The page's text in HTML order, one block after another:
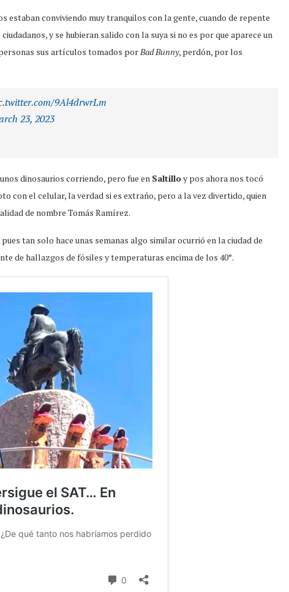
estaban conviviendo muy tranquilos con la gente, cuando de repente
y se hubieran salido con la suya si no es por que aparece un
sus artículos tomados porBad Bunny, perdón, por los
9Al4drwrLm
23, 2023
dinosaurios corriendo, pero fue en Saltilloy pos ahora nos tocó
con el celular, la verdad si es extraño, pero a la vez divertido, quien
de nombre Tomás Ramírez.
tan solo hace unas semanas algo similar ocurrió en la ciudad de
de hallazgos de fósiles y temperaturas encima de los 40°.